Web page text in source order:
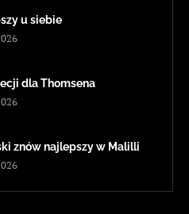
u siebie
dla Thomsena
znów najlepszy w Malilli